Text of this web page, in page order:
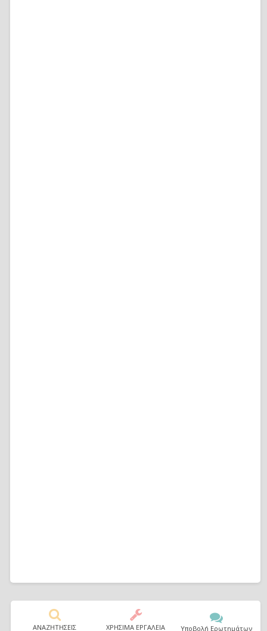
ΑΝΑΖΗΤΗΣΕΙΣ ΧΡΗΣΙΜΑ ΕΡΓΑΛΕΙΑ Υποβολή Ερωτημάτων